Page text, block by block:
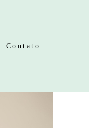
Contato